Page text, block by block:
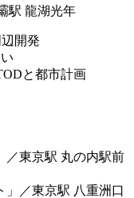
駅 龍湖光年
開発
と都市計画
／東京駅 丸の内駅前
」／東京駅 八重洲口